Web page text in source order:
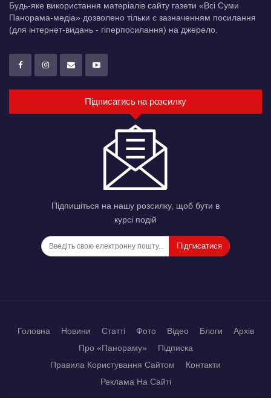
Будь-яке використання матеріалів сайту газети «Всі Суми
Панорама-медіа» дозволено тільки c зазначенням посилання
(для інтернет-видань - гіперпосилання) на джерело.
Підписатись на розсилку
Підпишіться на нашу розсилку, щоб бути в
курсі подій
Підписатися
Головна Новини Статті Фото Відео Блоги
Архів
Про «Панораму»
Підписка
Правила Користування Сайтом
Контакти
Реклама На Сайті